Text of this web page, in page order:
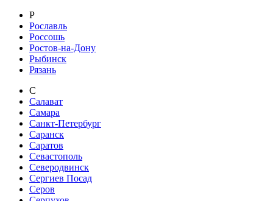
Р
Рославль
Россошь
Ростов-на-Дону
Рыбинск
Рязань
С
Салават
Самара
Санкт-Петербург
Саранск
Саратов
Севастополь
Северодвинск
Сергиев Посад
Серов